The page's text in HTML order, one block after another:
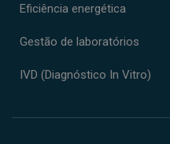
Eficiência energética
Gestão de laboratórios
IVD (Diagnóstico In Vitro)